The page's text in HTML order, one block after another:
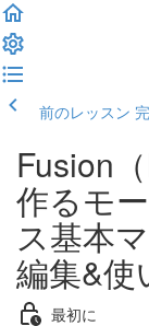
前のレッスン
Fusion
作るモ
ス基本
編集&使
最初に